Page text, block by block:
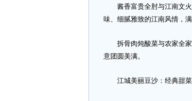
酱香富贵全肘与江南文火
味、细腻雅致的江南风情，
拆骨肉炖酸菜与农家全家
意团圆美满。
江城美丽豆沙：经典甜菜